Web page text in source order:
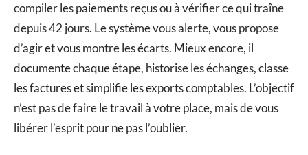
compiler les paiements reçus ou à vérifier ce qui traîne
depuis 42 jours. Le système vous alerte, vous propose
d’agir et vous montre les écarts. Mieux encore, il
documente chaque étape, historise les échanges, classe
les factures et simplifie les exports comptables. L’objectif
n’est pas de faire le travail à votre place, mais de vous
libérer l’esprit pour ne pas l’oublier.